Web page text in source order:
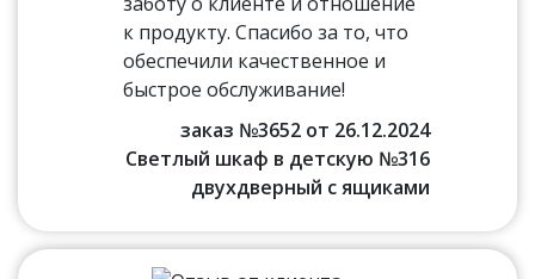
к продукту. Спасибо за то, что
обеспечили качественное и
быстрое обслуживание!
заказ №3652 от 26.12.2024
Светлый шкаф в детскую №316
двухдверный с ящиками